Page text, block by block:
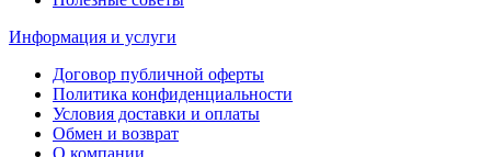
Информация и услуги
Договор публичной оферты
Политика конфиденциальности
Условия доставки и оплаты
Обмен и возврат